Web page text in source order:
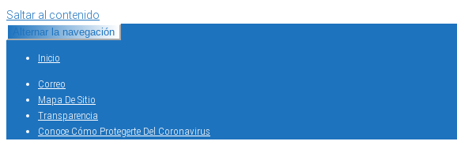
Saltar al contenido
Alternar la navegación
Inicio
Correo
Mapa De Sitio
Transparencia
Conoce Cómo Protegerte Del Coronavirus